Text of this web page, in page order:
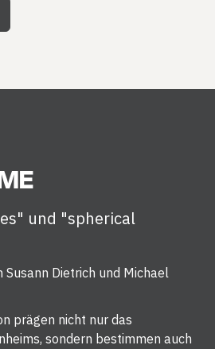
und "spherical
Dietrich und Michael
prägen nicht nur das
sondern bestimmen auch